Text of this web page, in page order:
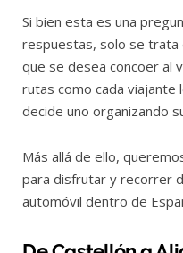
Si bien esta es una
respuestas, solo se trata
que se desea concoer al
rutas como cada viajante
decide uno organizando
Más allá de ello,
para disfrutar y recorrer
automóvil dentro de